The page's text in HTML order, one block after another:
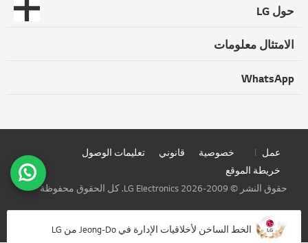
حول LG
الامتثال معلومات
WhatsApp
عمل خصوصية قانوني
تعليمات الوصول
خريطة الموقع
حقوق النشر © 2009-2026 LG Electronics. كل الحقوق محفوظة
الخط الساخن لأخلاقيات الإدارة في Jeong-Do من LG